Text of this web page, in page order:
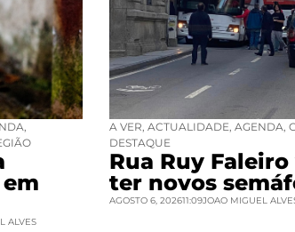
,
ALVES
A VER, ACTUALIDADE, AGENDA,
DESTAQUE
Rua Ruy Faleiro
ter novos
AGOSTO 6, 202611:09JOAO MIGUEL